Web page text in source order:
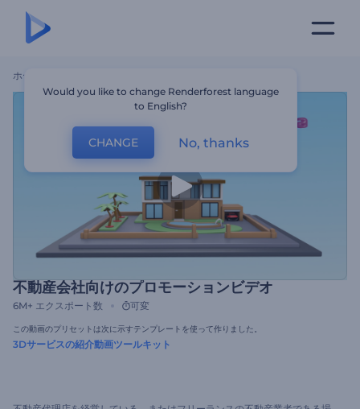
ホーム
不動産会社向けのプロモーションビデオ
6M+ エクスポート数 可変
この動画のプリセットは次に示すテンプレートを使って作りました。
3Dサービスの紹介動画ツールキット
Would you like to change Renderforest language
to English?
CHANGE No, thanks